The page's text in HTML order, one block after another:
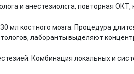
и анестезиолога, повторная
мл костного мозга. Процедура
лаборанты выделяют
Комбинация локальных и